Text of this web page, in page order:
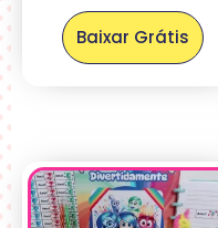
Baixar Grátis